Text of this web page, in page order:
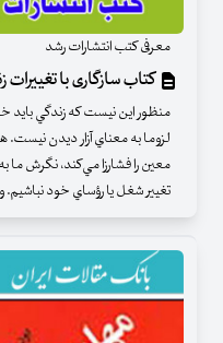
معرفی کتب انتشارات رشد
کتاب سازگاری با تغییرات
منظور اين نيست كه زندگي بايد
لزوما به معناي آزار ديدن
معين را فشارزا مي‌كند، نگرش
تغيير شغل يا رؤساي خود نباشيم. و